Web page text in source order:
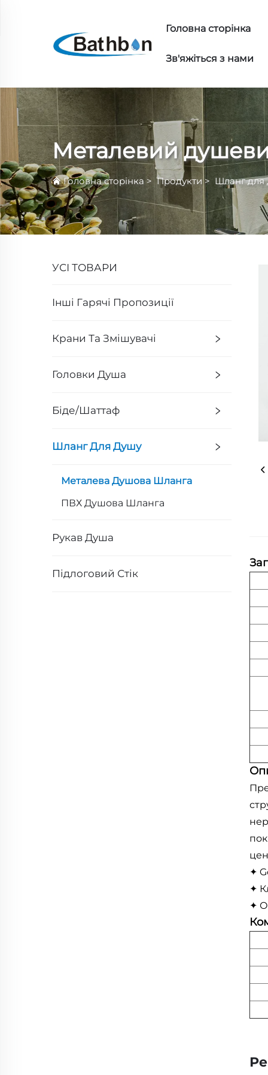
Головна сторінка
Зв'яжіться з нами
Металевий
Головна сторінка >Продукти > Шланг для
УСІ ТОВАРИ
Інші Гарячі Пропозиції
Крани Та Змішувачі
Головки Душа
Біде/Шаттаф
Шланг Для Душу
Металева Душова Шланга
ПВХ Душова Шланга
Рукав Душа
Підлоговий Стік
✦
✦
✦